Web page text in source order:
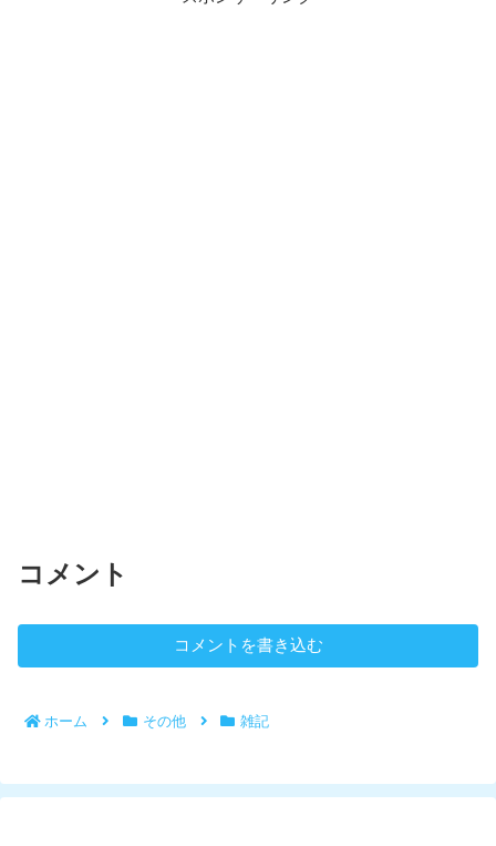
コメント
コメントを書き込む
ホーム その他 雑記